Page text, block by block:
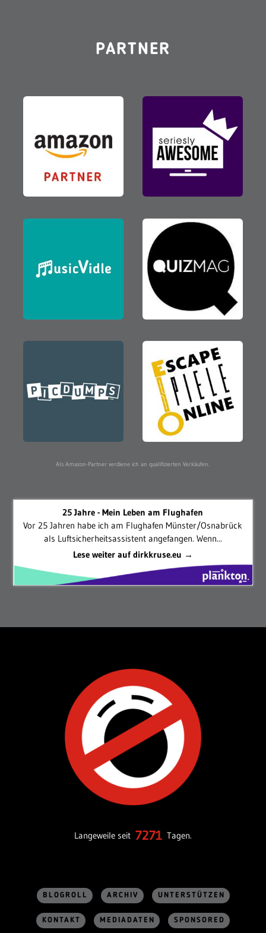
PARTNER
Als Amazon-Partner verdiene ich an qualifizierten Verkäufen.
25 Jahre - Mein Leben am Flughafen
Vor 25 Jahren habe ich am Flughafen Münster/Osnabrück
als Luftsicherheitsassistent angefangen. Wenn...
Lese weiter auf dirkkruse.eu →
Langeweile seit 7271 Tagen.
BLOGROLL ARCHIV UNTERSTÜTZEN
KONTAKT MEDIADATEN SPONSORED